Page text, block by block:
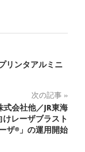
リンタアルミニ
次の記事
式会社他／JR東海
レーザブラスト
ザ®」の運用開始